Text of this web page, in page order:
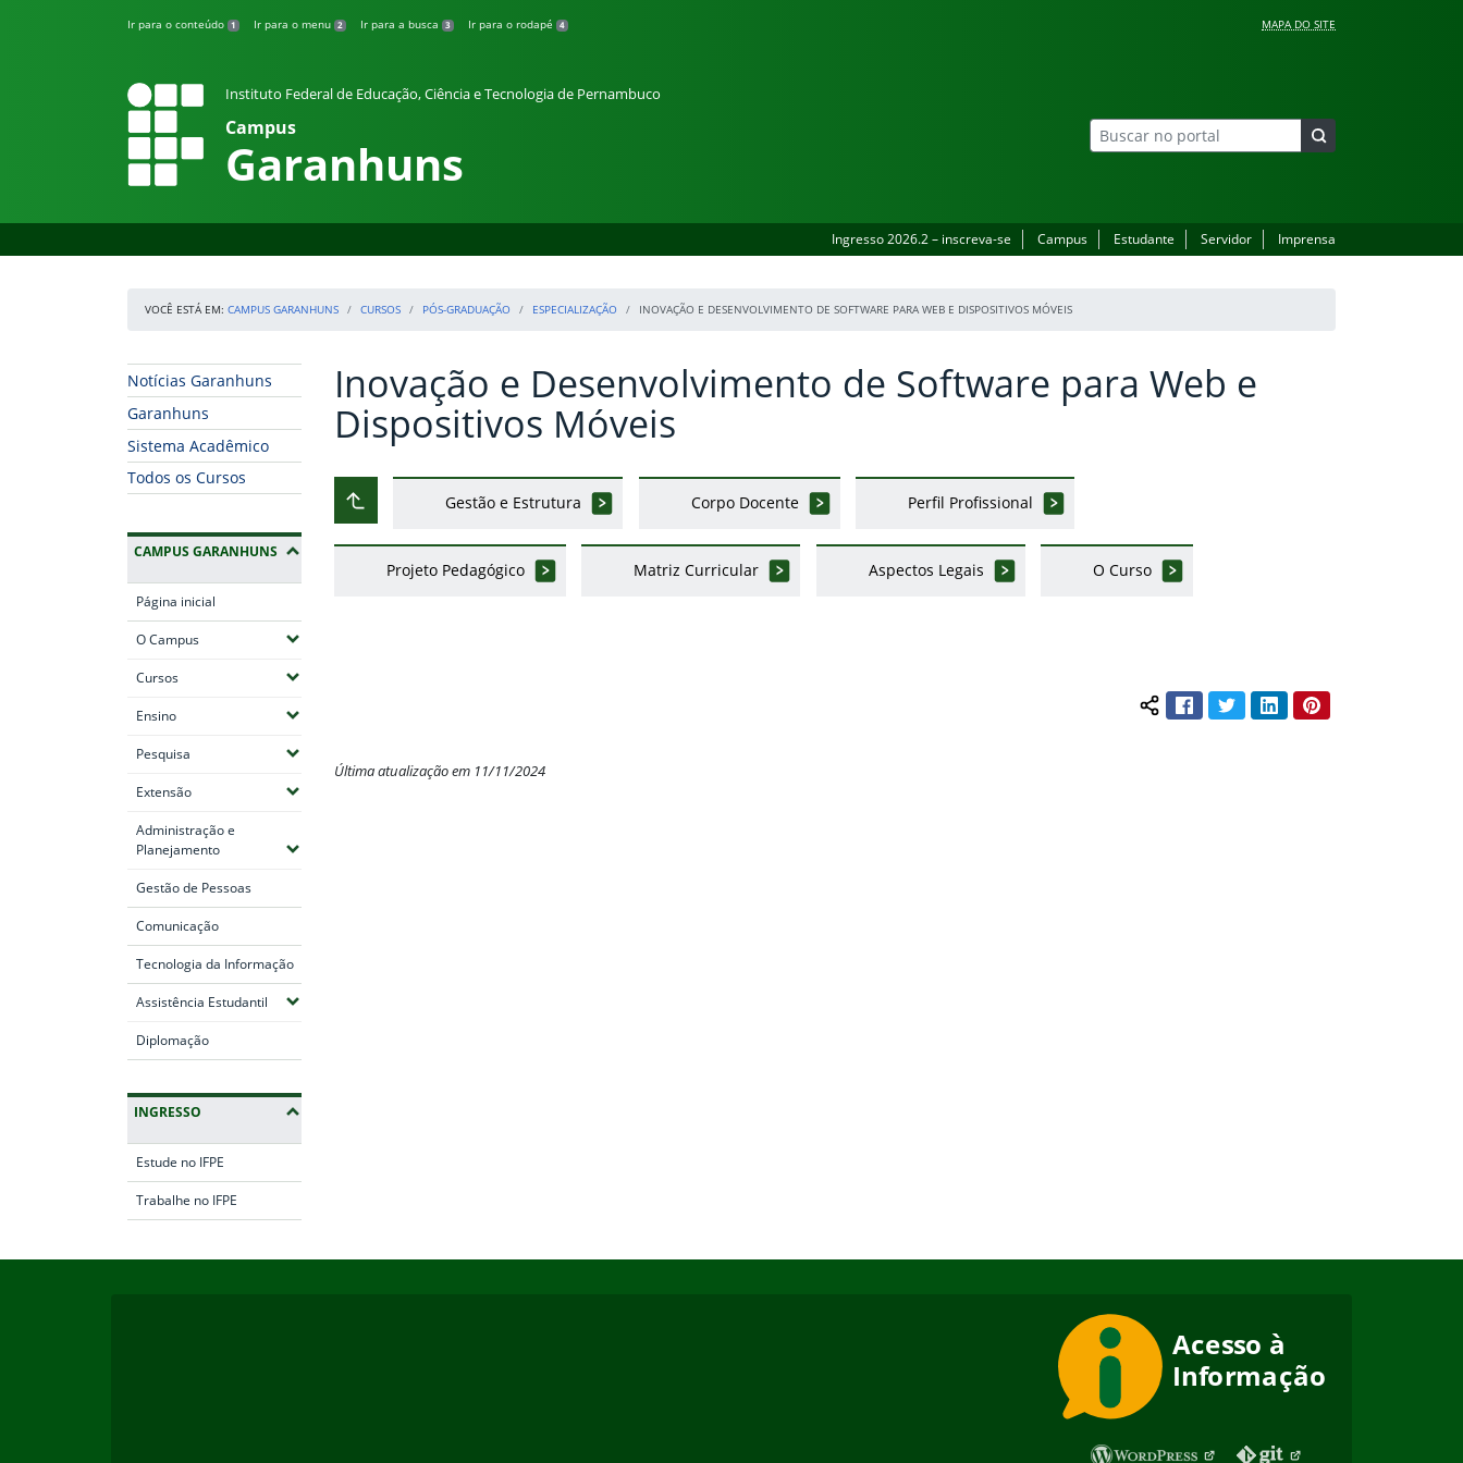
Ir para o conteúdo 1 Ir para o menu 2 Ir para a busca 3 Ir para o rodapé 4 MAPA DO SITE
Instituto Federal de Educação, Ciência e Tecnologia de Pernambuco
Campus
Garanhuns
Ingresso 2026.2 – inscreva-se Campus Estudante Servidor Imprensa
VOCÊ ESTÁ EM: CAMPUS GARANHUNS CURSOS PÓS-GRADUAÇÃO ESPECIALIZAÇÃO INOVAÇÃO E DESENVOLVIMENTO DE SOFTWARE PARA WEB E DISPOSITIVOS MÓVEIS
Início da navegação
Notícias Garanhuns
Garanhuns
Sistema Acadêmico
Todos os Cursos
CAMPUS GARANHUNS
Página inicial
O Campus(Expandir submenus)
Cursos(Expandir submenus)
Ensino(Expandir submenus)
Pesquisa (Expandir submenus)
Extensão(Expandir submenus)
Administração e
Planejamento(Expandir submenus)
Gestão de Pessoas
Comunicação
Tecnologia da Informação
Assistência Estudantil (Expandir submenus)
Diplomação
INGRESSO
Estude no IFPE
Trabalhe no IFPE
Início do conteúdo
Inovação e Desenvolvimento de Software para Web e
Dispositivos Móveis
Subir ao nível anterior
Gestão e Estrutura Corpo Docente Perfil Profissional
Projeto Pedagógico Matriz Curricular Aspectos Legais O Curso
Compartilhar conteúdo:
FacebookTwitterLinkedInPinterest
Última atualização em 11/11/2024